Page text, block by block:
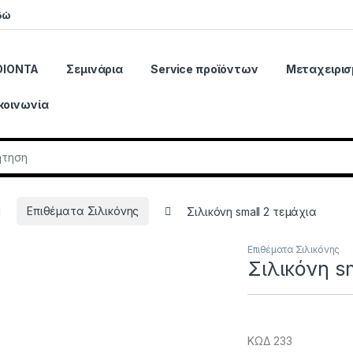
Σεμινάρια Service προϊόντων
Επιθέματα Σιλικόνης Σιλικόνη small 2 τεμάχια
Επιθέματα Σιλικόνης
Σιλικόνη
ΚΩΔ 233